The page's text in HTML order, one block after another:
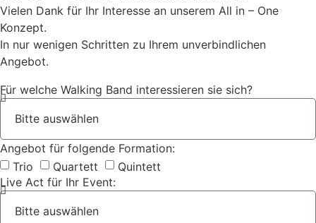
Vielen Dank für Ihr Interesse an unserem All in – One
Konzept.
In nur wenigen Schritten zu Ihrem unverbindlichen
Angebot.
Für welche Walking Band interessieren sie sich?
Angebot für folgende Formation:
Trio
Quartett
Quintett
Live Act für Ihr Event: